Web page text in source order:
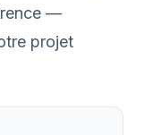
—
projet